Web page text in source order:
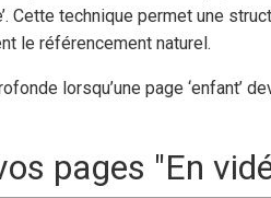
Cette technique permet une
le référencement naturel.
lorsqu’une page ‘enfant’
pages "En